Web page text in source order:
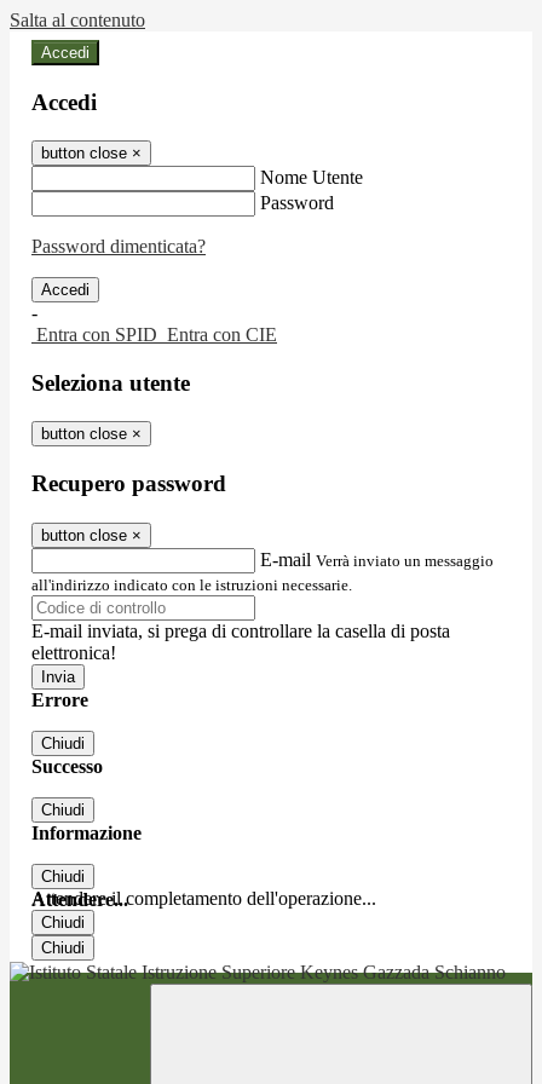
Salta al contenuto
Accedi
Accedi
button close ×
Nome Utente
Password
Password dimenticata?
-
Entra con SPID Entra con CIE
Seleziona utente
button close ×
Recupero password
button close ×
E-mail Verrà inviato un messaggio
all'indirizzo indicato con le istruzioni necessarie.
E-mail inviata, si prega di controllare la casella di posta
elettronica!
Errore
Chiudi
Successo
Chiudi
Informazione
Chiudi
Attendere...
Attendere il completamento dell'operazione...
Chiudi
Chiudi